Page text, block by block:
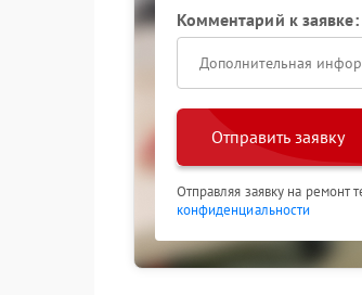
Комментарий к заявке:
Отправить заявку
Отправляя заявку на ремонт
конфиденциальности